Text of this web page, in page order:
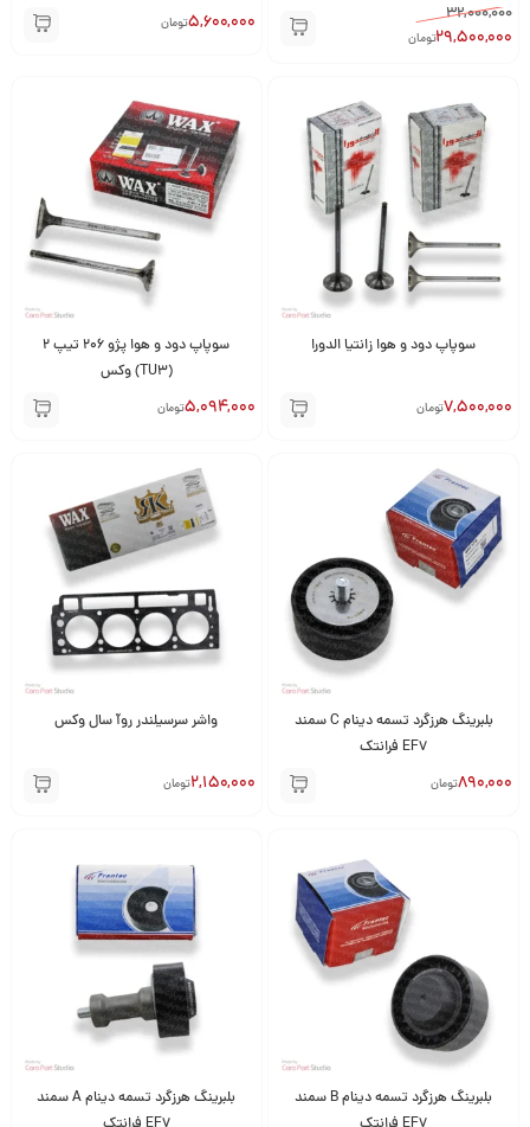
32,000,000
29,500,000تومان
5,600,000تومان
سوپاپ دود و هوا زانتیا الدورا
7,500,000تومان
سوپاپ دود و هوا پژو 206 تیپ 2
(TU3) وکس
5,094,000تومان
بلبرینگ هرزگرد تسمه دینام C سمند
EF7 فرانتک
890,000تومان
واشر سرسیلندر روآ سال وکس
2,150,000تومان
بلبرینگ هرزگرد تسمه دینام B سمند
بلبرینگ هرزگرد تسمه دینام A سمند